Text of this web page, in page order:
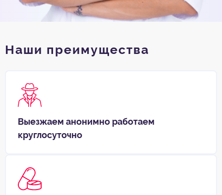
Наши преимущества
Выезжаем анонимно работаем
круглосуточно